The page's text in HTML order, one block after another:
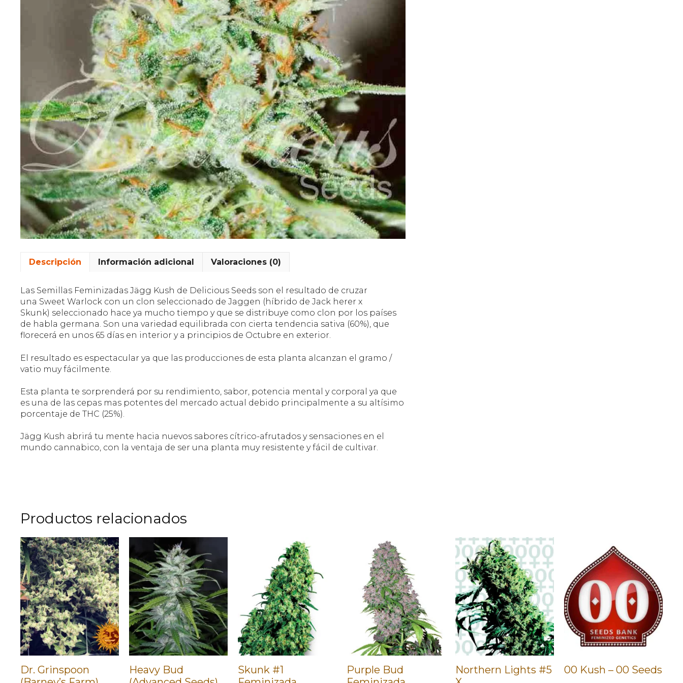
Descripción Información adicional Valoraciones (0)
Las Semillas Feminizadas Jägg Kush de Delicious Seeds son el resultado de cruzar
una Sweet Warlock con un clon seleccionado de Jaggen (híbrido de Jack herer x
Skunk) seleccionado hace ya mucho tiempo y que se distribuye como clon por los países
de habla germana. Son una variedad equilibrada con cierta tendencia sativa (60%), que
florecerá en unos 65 días en interior y a principios de Octubre en exterior.
El resultado es espectacular ya que las producciones de esta planta alcanzan el gramo /
vatio muy fácilmente.
Esta planta te sorprenderá por su rendimiento, sabor, potencia mental y corporal ya que
es una de las cepas mas potentes del mercado actual debido principalmente a su altísimo
porcentaje de THC (25%).
Jägg Kush abrirá tu mente hacia nuevos sabores cítrico-afrutados y sensaciones en el
mundo cannabico, con la ventaja de ser una planta muy resistente y fácil de cultivar.
Productos relacionados
Dr. Grinspoon
Heavy Bud
Skunk #1
Purple Bud
Northern Lights #5
00 Kush – 00 Seeds